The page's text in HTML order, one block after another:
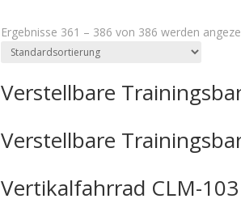
Textsuche
Produkt-Kategorien
Ergebnisse 361 – 386 von 386 werden
Verstellbare
Verstellbare
Vertikalfahrrad CLM-103